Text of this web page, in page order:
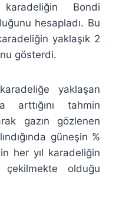
karadeliğin Bondi
hesapladı. Bu
yaklaşık 2
gösterdi.
yaklaşan
arttığını tahmin
gazın gözlenen
güneşin %
her yıl karadeliğin
çekilmekte olduğu